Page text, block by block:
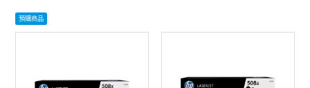
預購商品